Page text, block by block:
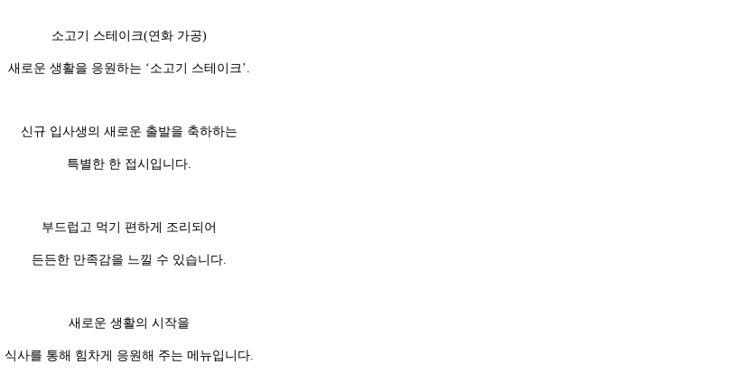
소고기 스테이크(연화 가공)
새로운 생활을 응원하는 ‘소고기 스테이크’.
신규 입사생의 새로운 출발을 축하하는
특별한 한 접시입니다.
부드럽고 먹기 편하게 조리되어
든든한 만족감을 느낄 수 있습니다.
새로운 생활의 시작을
식사를 통해 힘차게 응원해 주는 메뉴입니다.